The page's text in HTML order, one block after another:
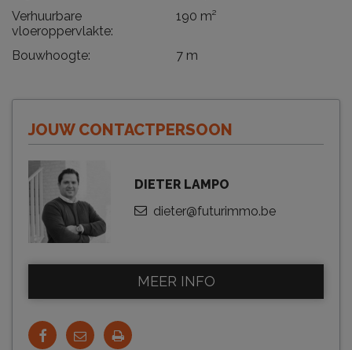
Verhuurbare
vloeroppervlakte:
190 m²
Bouwhoogte: 7 m
JOUW CONTACTPERSOON
DIETER LAMPO
dieter@futurimmo.be
MEER INFO